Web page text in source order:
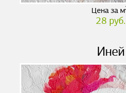
Цена за м
28 руб.
Иней